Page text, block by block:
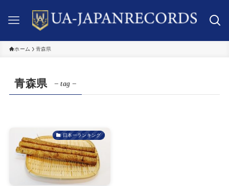
ホーム 青森県
青森県 – tag –
日本一ランキング